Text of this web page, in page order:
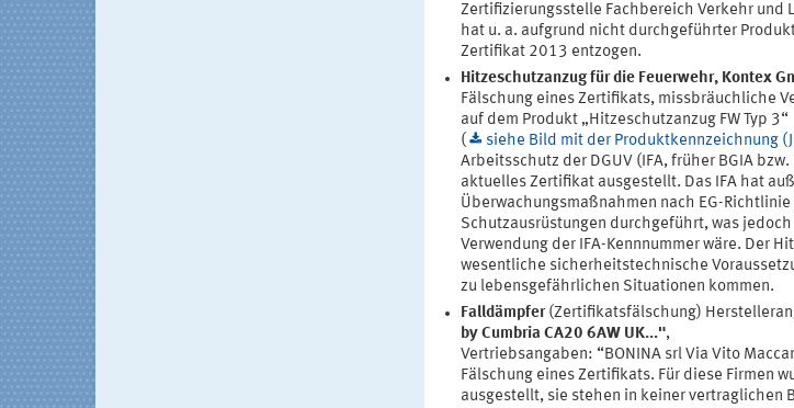
Zertifizierungsstelle Fachbereich Verkehr und
hat u. a. aufgrund nicht durchgeführter
Zertifikat 2013 entzogen.
Hitzeschutzanzug für die Feuerwehr, Kontex
Fälschung eines Zertifikats, missbräuchliche
auf dem Produkt „Hitzeschutzanzug FW Typ 3“
(
siehe Bild mit der Produktkennzeichnung
Arbeitsschutz der DGUV (IFA, früher BGIA
aktuelles Zertifikat ausgestellt. Das IFA hat
Überwachungsmaßnahmen nach EG-
Schutzausrüstungen durchgeführt, was
Verwendung der IFA-Kennnummer wäre. Der
wesentliche sicherheitstechnische
zu lebensgefährlichen Situationen kommen.
Falldämpfer(Zertifikatsfälschung)
by Cumbria CA20 6AW UK...",
Vertriebsangaben: “BONINA srl Via Vito
Fälschung eines Zertifikats. Für diese Firmen
ausgestellt, sie stehen in keiner vertraglichen